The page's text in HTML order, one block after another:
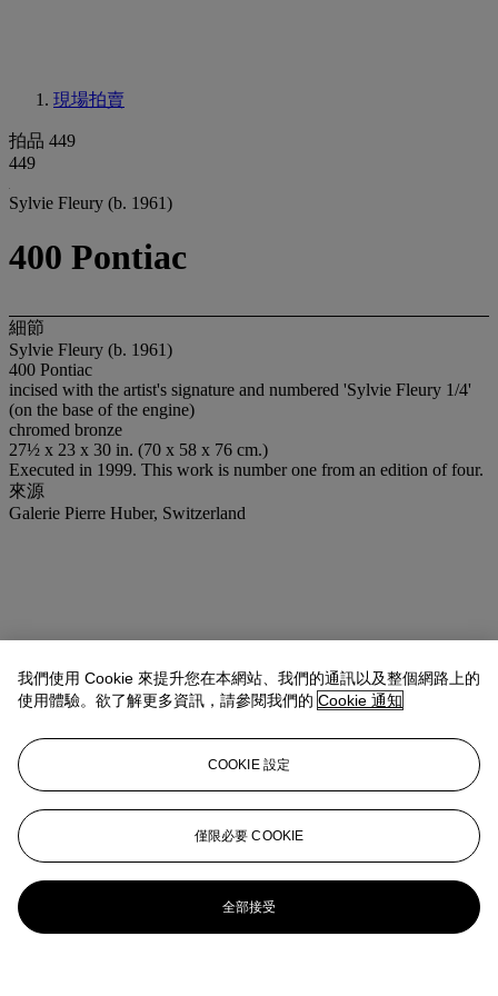
現場拍賣
拍品 449
449
Sylvie Fleury (b. 1961)
400 Pontiac
細節
Sylvie Fleury (b. 1961)
400 Pontiac
incised with the artist's signature and numbered 'Sylvie Fleury 1/4'
(on the base of the engine)
chromed bronze
27½ x 23 x 30 in. (70 x 58 x 76 cm.)
Executed in 1999. This work is number one from an edition of four.
來源
Galerie Pierre Huber, Switzerland
我們使用 Cookie 來提升您在本網站、我們的通訊以及整個網路上的
使用體驗。欲了解更多資訊，請參閱我們的 Cookie 通知
COOKIE 設定
僅限必要 COOKIE
全部接受